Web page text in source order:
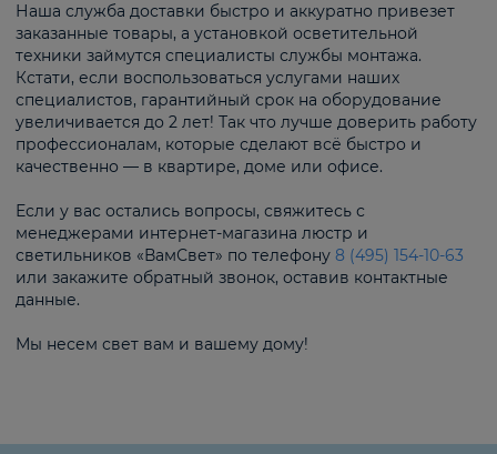
Наша служба доставки быстро и аккуратно привезет
заказанные товары, а установкой осветительной
техники займутся специалисты службы монтажа.
Кстати, если воспользоваться услугами наших
специалистов, гарантийный срок на оборудование
увеличивается до 2 лет! Так что лучше доверить работу
профессионалам, которые сделают всё быстро и
качественно — в квартире, доме или офисе.
Если у вас остались вопросы, свяжитесь с
менеджерами интернет-магазина люстр и
светильников «ВамСвет» по телефону 8 (495) 154-10-63
или закажите обратный звонок, оставив контактные
данные.
Мы несем свет вам и вашему дому!